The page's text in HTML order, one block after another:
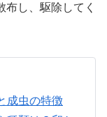
し、駆除してく
成虫の特徴